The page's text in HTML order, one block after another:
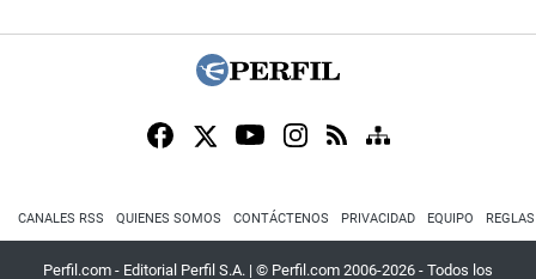
CANALES RSS QUIENES SOMOS CONTÁCTENOS PRIVACIDAD EQUIPO
Perfil.com - Editorial Perfil S.A. | © Perfil.com 2006-2026 - Todos los